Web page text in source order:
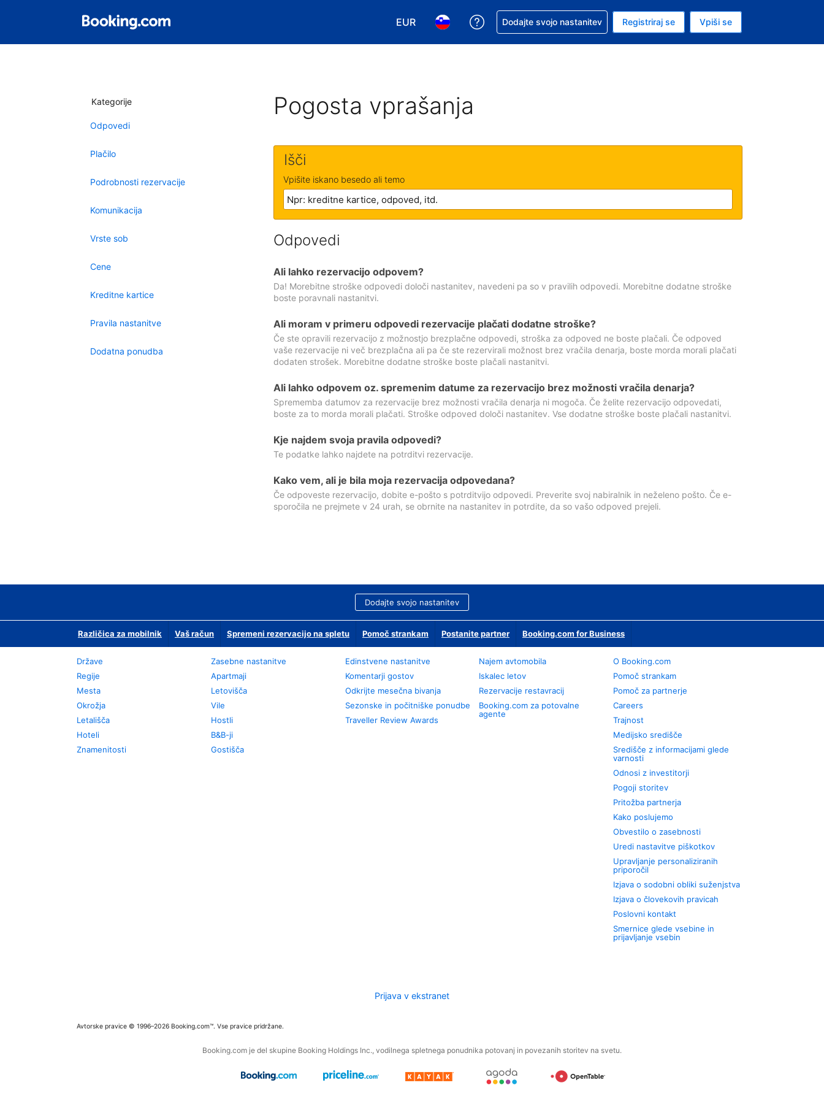
EUR
Izbira valute. Vaša trenutna valuta je evro
Izbira jezika. Vaš trenutni jezik je Slovenščini
Zaprosite za pomoč pri rezervaciji
Dodajte svojo nastanitev Registriraj se Vpiši se
Kategorije
Odpovedi
Plačilo
Podrobnosti rezervacije
Komunikacija
Vrste sob
Cene
Kreditne kartice
Pravila nastanitve
Dodatna ponudba
Pogosta vprašanja
Išči
Vpišite iskano besedo ali temo
Odpovedi
Ali lahko rezervacijo odpovem?
Da! Morebitne stroške odpovedi določi nastanitev, navedeni pa so v pravilih odpovedi. Morebitne dodatne stroške
boste poravnali nastanitvi.
Ali moram v primeru odpovedi rezervacije plačati dodatne stroške?
Če ste opravili rezervacijo z možnostjo brezplačne odpovedi, stroška za odpoved ne boste plačali. Če odpoved
vaše rezervacije ni več brezplačna ali pa če ste rezervirali možnost brez vračila denarja, boste morda morali plačati
dodaten strošek. Morebitne dodatne stroške boste plačali nastanitvi.
Ali lahko odpovem oz. spremenim datume za rezervacijo brez možnosti vračila denarja?
Sprememba datumov za rezervacije brez možnosti vračila denarja ni mogoča. Če želite rezervacijo odpovedati,
boste za to morda morali plačati. Stroške odpoved določi nastanitev. Vse dodatne stroške boste plačali nastanitvi.
Kje najdem svoja pravila odpovedi?
Te podatke lahko najdete na potrditvi rezervacije.
Kako vem, ali je bila moja rezervacija odpovedana?
Če odpoveste rezervacijo, dobite e-pošto s potrditvijo odpovedi. Preverite svoj nabiralnik in neželeno pošto. Če e-
sporočila ne prejmete v 24 urah, se obrnite na nastanitev in potrdite, da so vašo odpoved prejeli.
Dodajte svojo nastanitev
Različica za mobilnik Vaš račun Spremeni rezervacijo na spletu Pomoč strankam Postanite partner Booking.com for Business
Države
Regije
Mesta
Okrožja
Letališča
Hoteli
Znamenitosti
Zasebne nastanitve
Apartmaji
Letovišča
Vile
Hostli
B&B-ji
Gostišča
Edinstvene nastanitve
Komentarji gostov
Odkrijte mesečna bivanja
Sezonske in počitniške ponudbe
Traveller Review Awards
Najem avtomobila
Iskalec letov
Rezervacije restavracij
Booking.com za potovalne
agente
O Booking.com
Pomoč strankam
Pomoč za partnerje
Careers
Trajnost
Medijsko središče
Središče z informacijami glede
varnosti
Odnosi z investitorji
Pogoji storitev
Pritožba partnerja
Kako poslujemo
Obvestilo o zasebnosti
Uredi nastavitve piškotkov
Upravljanje personaliziranih
priporočil
Izjava o sodobni obliki suženjstva
Izjava o človekovih pravicah
Poslovni kontakt
Smernice glede vsebine in
prijavljanje vsebin
Prijava v ekstranet
Avtorske pravice © 1996–2026 Booking.com™. Vse pravice pridržane.
Booking.com je del skupine Booking Holdings Inc., vodilnega spletnega ponudnika potovanj in povezanih storitev na svetu.